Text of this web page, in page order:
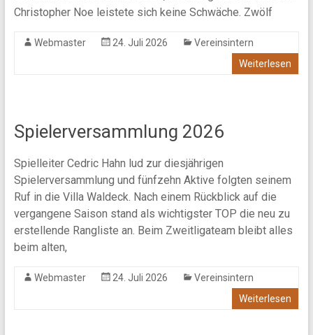
Christopher Noe leistete sich keine Schwäche. Zwölf
Webmaster 24. Juli 2026
Vereinsintern
Weiterlesen
Spielerversammlung 2026
Spielleiter Cedric Hahn lud zur diesjährigen
Spielerversammlung und fünfzehn Aktive folgten seinem
Ruf in die Villa Waldeck. Nach einem Rückblick auf die
vergangene Saison stand als wichtigster TOP die neu zu
erstellende Rangliste an. Beim Zweitligateam bleibt alles
beim alten,
Webmaster 24. Juli 2026
Vereinsintern
Weiterlesen